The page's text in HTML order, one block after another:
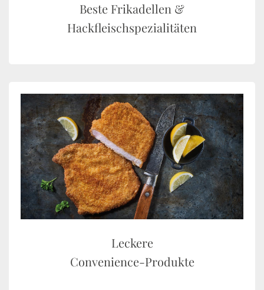
Beste Frikadellen &
Hackfleischspezialitäten
Leckere
Convenience-Produkte